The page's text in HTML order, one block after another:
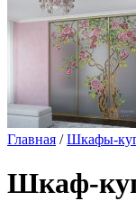
Главная /Шкафы-
Шкаф-